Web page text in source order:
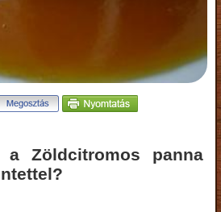
a Zöldcitromos panna